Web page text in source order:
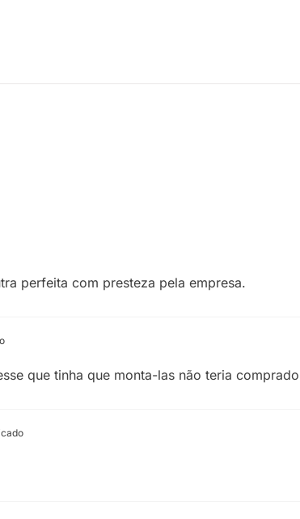
perfeita com presteza pela empresa.
que tinha que monta-las não teria